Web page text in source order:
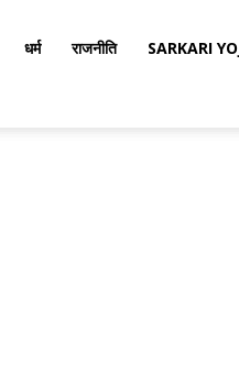
धर्म राजनीति SARKARI